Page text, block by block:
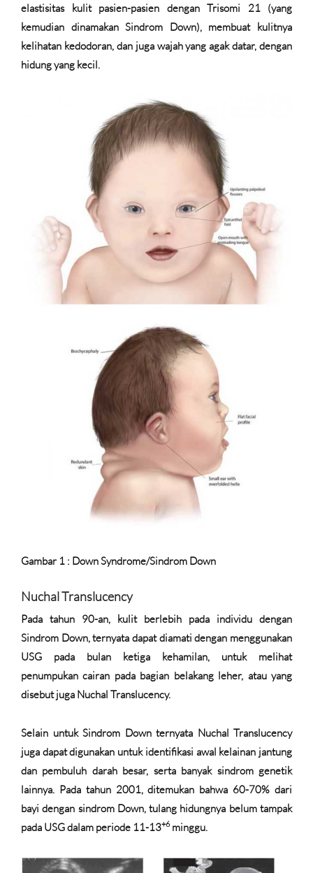
elastisitas kulit pasien-pasien dengan Trisomi 21 (yang
kemudian dinamakan Sindrom Down), membuat kulitnya
kelihatan kedodoran, dan juga wajah yang agak datar, dengan
hidung yang kecil.
Gambar 1 : Down Syndrome/Sindrom Down
Nuchal Translucency
Pada tahun 90-an, kulit berlebih pada individu dengan
Sindrom Down, ternyata dapat diamati dengan menggunakan
USG pada bulan ketiga kehamilan, untuk melihat
penumpukan cairan pada bagian belakang leher, atau yang
disebut juga Nuchal Translucency.
Selain untuk Sindrom Down ternyata Nuchal Translucency
juga dapat digunakan untuk identifikasi awal kelainan jantung
dan pembuluh darah besar, serta banyak sindrom genetik
lainnya. Pada tahun 2001, ditemukan bahwa 60-70% dari
bayi dengan sindrom Down, tulang hidungnya belum tampak
pada USG dalam periode 11-13+6minggu.